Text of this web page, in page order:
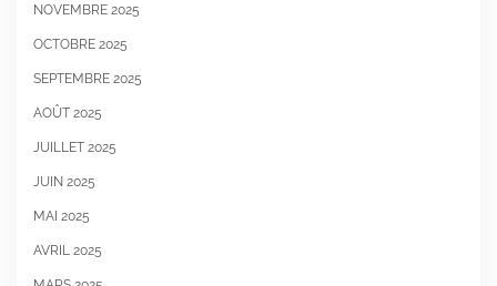
NOVEMBRE 2025
OCTOBRE 2025
SEPTEMBRE 2025
AOÛT 2025
JUILLET 2025
JUIN 2025
MAI 2025
AVRIL 2025